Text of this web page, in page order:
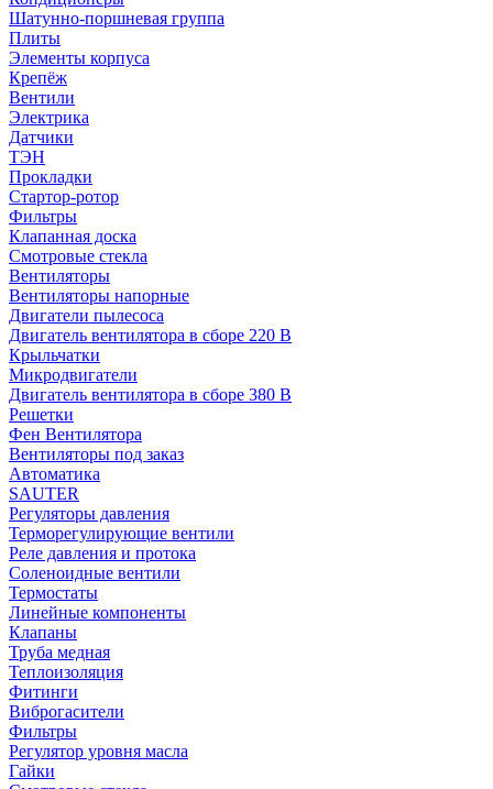
Шатунно-поршневая группа
Плиты
Элементы корпуса
Крепёж
Вентили
Электрика
Датчики
ТЭН
Прокладки
Стартор-ротор
Фильтры
Клапанная доска
Смотровые стекла
Вентиляторы
Вентиляторы напорные
Двигатели пылесоса
Двигатель вентилятора в сборе 220 В
Крыльчатки
Микродвигатели
Двигатель вентилятора в сборе 380 В
Решетки
Фен Вентилятора
Вентиляторы под заказ
Автоматика
SAUTER
Регуляторы давления
Терморегулирующие вентили
Реле давления и протока
Соленоидные вентили
Термостаты
Линейные компоненты
Клапаны
Труба медная
Теплоизоляция
Фитинги
Виброгасители
Фильтры
Регулятор уровня масла
Гайки